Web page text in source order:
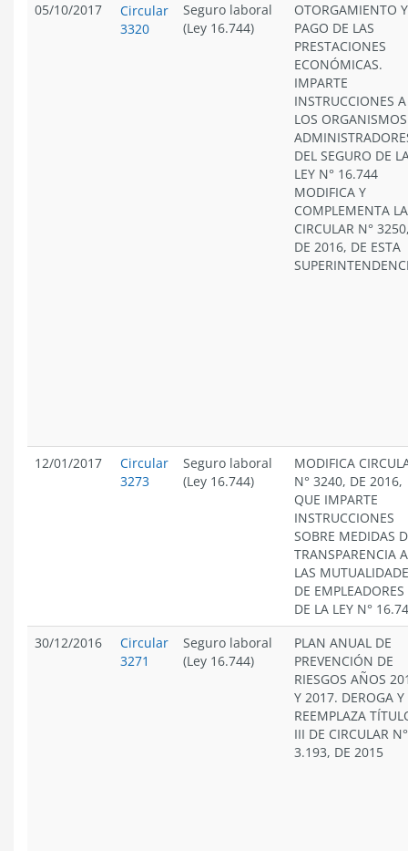
05/10/2017
Circular
3320
Seguro laboral
(Ley 16.744)
OTORGAMIENTO Y
PAGO DE LAS
PRESTACIONES
ECONÓMICAS.
IMPARTE
INSTRUCCIONES A
LOS ORGANISMOS
DEL SEGURO DE
LEY N° 16.744
MODIFICA Y
COMPLEMENTA LA
CIRCULAR N°
DE 2016, DE ESTA
12/01/2017
Circular
3273
Seguro laboral
(Ley 16.744)
MODIFICA
N° 3240, DE 2016,
QUE IMPARTE
INSTRUCCIONES
SOBRE MEDIDAS
TRANSPARENCIA A
LAS
DE EMPLEADORES
DE LA LEY N°
30/12/2016
Circular
3271
Seguro laboral
(Ley 16.744)
PLAN ANUAL DE
PREVENCIÓN DE
RIESGOS AÑOS
Y 2017. DEROGA Y
REEMPLAZA
III DE CIRCULAR N°
3.193, DE 2015